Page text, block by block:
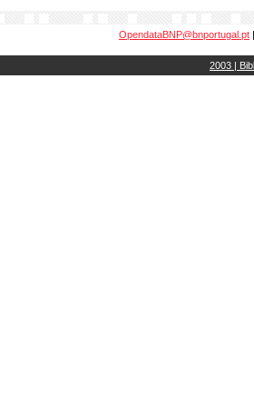
OpendataBNP@bnportugal.pt
2003 |